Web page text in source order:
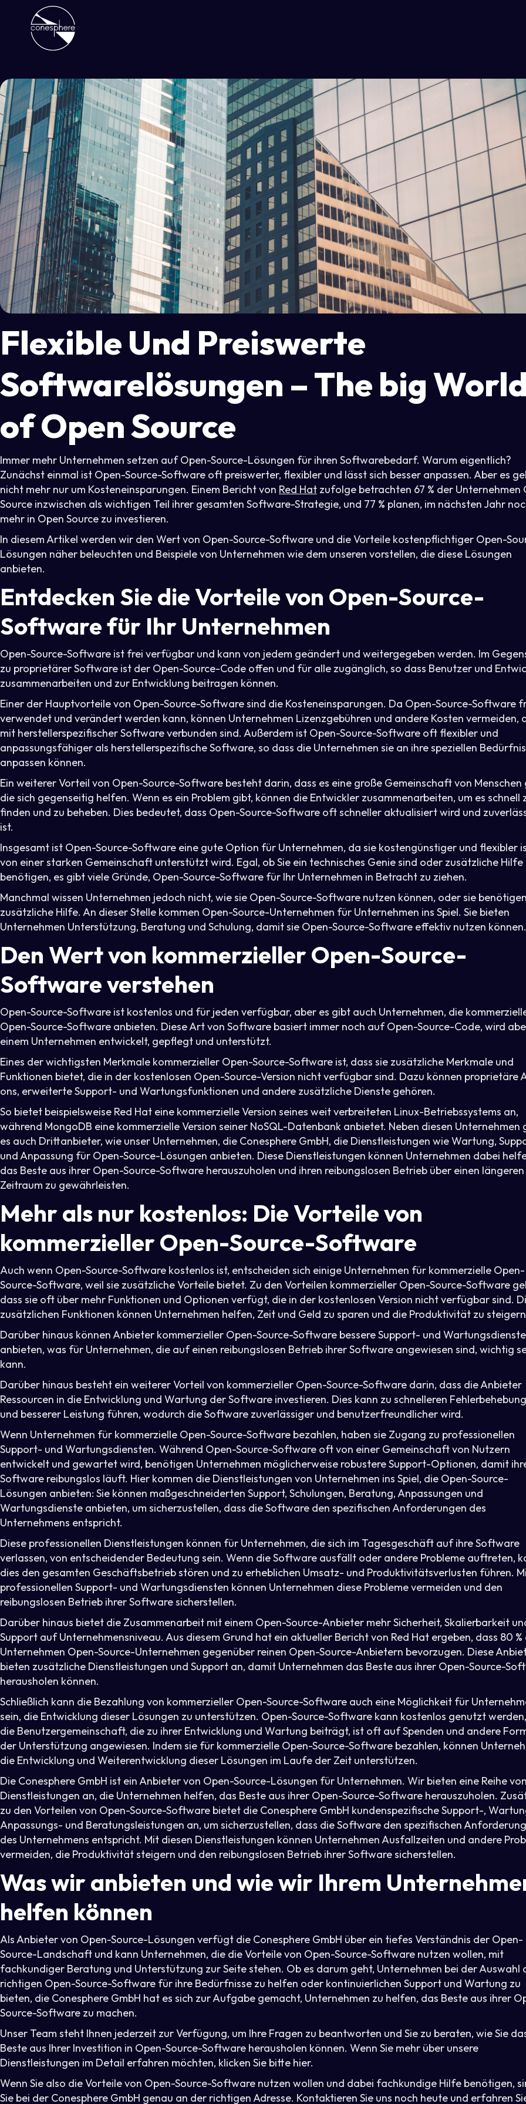
Flexible Und Preiswerte
Softwarelösungen – The big World
of Open Source
Immer mehr Unternehmen setzen auf Open-Source-Lösungen für ihren Softwarebedarf. Warum eigentlich?
Zunächst einmal ist Open-Source-Software oft preiswerter, flexibler und lässt sich besser anpassen. Aber es
nicht mehr nur um Kosteneinsparungen. Einem Bericht von Red Hat zufolge betrachten 67 % der Unternehmen
Source inzwischen als wichtigen Teil ihrer gesamten Software-Strategie, und 77 % planen, im nächsten Jahr
mehr in Open Source zu investieren.
In diesem Artikel werden wir den Wert von Open-Source-Software und die Vorteile kostenpflichtiger Open-
Lösungen näher beleuchten und Beispiele von Unternehmen wie dem unseren vorstellen, die diese Lösungen
anbieten.
Entdecken Sie die Vorteile von Open-Source-
Software für Ihr Unternehmen
Open-Source-Software ist frei verfügbar und kann von jedem geändert und weitergegeben werden. Im
zu proprietärer Software ist der Open-Source-Code offen und für alle zugänglich, so dass Benutzer und
zusammenarbeiten und zur Entwicklung beitragen können.
Einer der Hauptvorteile von Open-Source-Software sind die Kosteneinsparungen. Da Open-Source-Software
verwendet und verändert werden kann, können Unternehmen Lizenzgebühren und andere Kosten vermeiden,
mit herstellerspezifischer Software verbunden sind. Außerdem ist Open-Source-Software oft flexibler und
anpassungsfähiger als herstellerspezifische Software, so dass die Unternehmen sie an ihre speziellen
anpassen können.
Ein weiterer Vorteil von Open-Source-Software besteht darin, dass es eine große Gemeinschaft von Menschen
die sich gegenseitig helfen. Wenn es ein Problem gibt, können die Entwickler zusammenarbeiten, um es schnell
finden und zu beheben. Dies bedeutet, dass Open-Source-Software oft schneller aktualisiert wird und
ist.
Insgesamt ist Open-Source-Software eine gute Option für Unternehmen, da sie kostengünstiger und flexibler
von einer starken Gemeinschaft unterstützt wird. Egal, ob Sie ein technisches Genie sind oder zusätzliche Hilfe
benötigen, es gibt viele Gründe, Open-Source-Software für Ihr Unternehmen in Betracht zu ziehen.
Manchmal wissen Unternehmen jedoch nicht, wie sie Open-Source-Software nutzen können, oder sie benötigen
zusätzliche Hilfe. An dieser Stelle kommen Open-Source-Unternehmen für Unternehmen ins Spiel. Sie bieten
Unternehmen Unterstützung, Beratung und Schulung, damit sie Open-Source-Software effektiv nutzen können.
Den Wert von kommerzieller Open-Source-
Software verstehen
Open-Source-Software ist kostenlos und für jeden verfügbar, aber es gibt auch Unternehmen, die
Open-Source-Software anbieten. Diese Art von Software basiert immer noch auf Open-Source-Code, wird
einem Unternehmen entwickelt, gepflegt und unterstützt.
Eines der wichtigsten Merkmale kommerzieller Open-Source-Software ist, dass sie zusätzliche Merkmale und
Funktionen bietet, die in der kostenlosen Open-Source-Version nicht verfügbar sind. Dazu können proprietäre
ons, erweiterte Support- und Wartungsfunktionen und andere zusätzliche Dienste gehören.
So bietet beispielsweise Red Hat eine kommerzielle Version seines weit verbreiteten Linux-Betriebssystems an,
während MongoDB eine kommerzielle Version seiner NoSQL-Datenbank anbietet. Neben diesen Unternehmen
es auch Drittanbieter, wie unser Unternehmen, die Conesphere GmbH, die Dienstleistungen wie Wartung,
und Anpassung für Open-Source-Lösungen anbieten. Diese Dienstleistungen können Unternehmen dabei
das Beste aus ihrer Open-Source-Software herauszuholen und ihren reibungslosen Betrieb über einen längeren
Zeitraum zu gewährleisten.
Mehr als nur kostenlos: Die Vorteile von
kommerzieller Open-Source-Software
Auch wenn Open-Source-Software kostenlos ist, entscheiden sich einige Unternehmen für kommerzielle Open-
Source-Software, weil sie zusätzliche Vorteile bietet. Zu den Vorteilen kommerzieller Open-Source-Software
dass sie oft über mehr Funktionen und Optionen verfügt, die in der kostenlosen Version nicht verfügbar sind.
zusätzlichen Funktionen können Unternehmen helfen, Zeit und Geld zu sparen und die Produktivität zu
Darüber hinaus können Anbieter kommerzieller Open-Source-Software bessere Support- und Wartungsdienste
anbieten, was für Unternehmen, die auf einen reibungslosen Betrieb ihrer Software angewiesen sind, wichtig
kann.
Darüber hinaus besteht ein weiterer Vorteil von kommerzieller Open-Source-Software darin, dass die Anbieter
Ressourcen in die Entwicklung und Wartung der Software investieren. Dies kann zu schnelleren
und besserer Leistung führen, wodurch die Software zuverlässiger und benutzerfreundlicher wird.
Wenn Unternehmen für kommerzielle Open-Source-Software bezahlen, haben sie Zugang zu professionellen
Support- und Wartungsdiensten. Während Open-Source-Software oft von einer Gemeinschaft von Nutzern
entwickelt und gewartet wird, benötigen Unternehmen möglicherweise robustere Support-Optionen, damit
Software reibungslos läuft. Hier kommen die Dienstleistungen von Unternehmen ins Spiel, die Open-Source-
Lösungen anbieten: Sie können maßgeschneiderten Support, Schulungen, Beratung, Anpassungen und
Wartungsdienste anbieten, um sicherzustellen, dass die Software den spezifischen Anforderungen des
Unternehmens entspricht.
Diese professionellen Dienstleistungen können für Unternehmen, die sich im Tagesgeschäft auf ihre Software
verlassen, von entscheidender Bedeutung sein. Wenn die Software ausfällt oder andere Probleme auftreten,
dies den gesamten Geschäftsbetrieb stören und zu erheblichen Umsatz- und Produktivitätsverlusten führen.
professionellen Support- und Wartungsdiensten können Unternehmen diese Probleme vermeiden und den
reibungslosen Betrieb ihrer Software sicherstellen.
Darüber hinaus bietet die Zusammenarbeit mit einem Open-Source-Anbieter mehr Sicherheit, Skalierbarkeit
Support auf Unternehmensniveau. Aus diesem Grund hat ein aktueller Bericht von Red Hat ergeben, dass 80 %
Unternehmen Open-Source-Unternehmen gegenüber reinen Open-Source-Anbietern bevorzugen. Diese
bieten zusätzliche Dienstleistungen und Support an, damit Unternehmen das Beste aus ihrer Open-Source-
herausholen können.
Schließlich kann die Bezahlung von kommerzieller Open-Source-Software auch eine Möglichkeit für
sein, die Entwicklung dieser Lösungen zu unterstützen. Open-Source-Software kann kostenlos genutzt
die Benutzergemeinschaft, die zu ihrer Entwicklung und Wartung beiträgt, ist oft auf Spenden und andere
der Unterstützung angewiesen. Indem sie für kommerzielle Open-Source-Software bezahlen, können
die Entwicklung und Weiterentwicklung dieser Lösungen im Laufe der Zeit unterstützen.
Die Conesphere GmbH ist ein Anbieter von Open-Source-Lösungen für Unternehmen. Wir bieten eine Reihe von
Dienstleistungen an, die Unternehmen helfen, das Beste aus ihrer Open-Source-Software herauszuholen.
zu den Vorteilen von Open-Source-Software bietet die Conesphere GmbH kundenspezifische Support-,
Anpassungs- und Beratungsleistungen an, um sicherzustellen, dass die Software den spezifischen
des Unternehmens entspricht. Mit diesen Dienstleistungen können Unternehmen Ausfallzeiten und andere
vermeiden, die Produktivität steigern und den reibungslosen Betrieb ihrer Software sicherstellen.
Was wir anbieten und wie wir Ihrem
helfen können
Als Anbieter von Open-Source-Lösungen verfügt die Conesphere GmbH über ein tiefes Verständnis der Open-
Source-Landschaft und kann Unternehmen, die die Vorteile von Open-Source-Software nutzen wollen, mit
fachkundiger Beratung und Unterstützung zur Seite stehen. Ob es darum geht, Unternehmen bei der Auswahl
richtigen Open-Source-Software für ihre Bedürfnisse zu helfen oder kontinuierlichen Support und Wartung zu
bieten, die Conesphere GmbH hat es sich zur Aufgabe gemacht, Unternehmen zu helfen, das Beste aus ihrer
Source-Software zu machen.
Unser Team steht Ihnen jederzeit zur Verfügung, um Ihre Fragen zu beantworten und Sie zu beraten, wie Sie
Beste aus Ihrer Investition in Open-Source-Software herausholen können. Wenn Sie mehr über unsere
Dienstleistungen im Detail erfahren möchten, klicken Sie bitte hier.
Wenn Sie also die Vorteile von Open-Source-Software nutzen wollen und dabei fachkundige Hilfe benötigen,
Sie bei der Conesphere GmbH genau an der richtigen Adresse. Kontaktieren Sie uns noch heute und erfahren